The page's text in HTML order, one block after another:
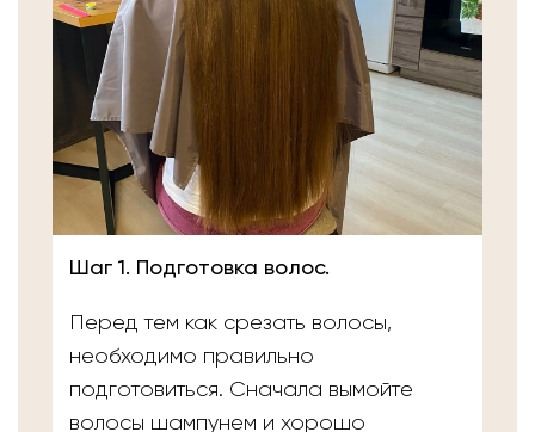
Шаг 1. Подготовка волос.
Перед тем как срезать волосы,
необходимо правильно
подготовиться. Сначала вымойте
волосы шампунем и хорошо